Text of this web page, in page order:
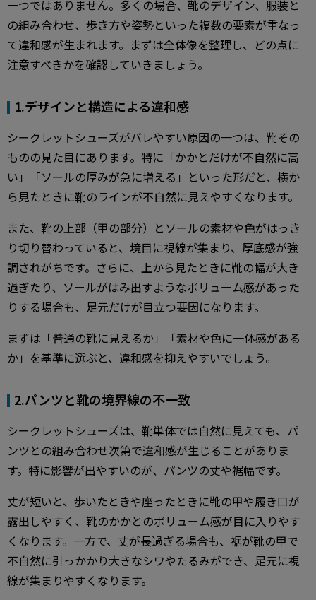
一つではありません。多くの場合、靴のデザイン、服装と
の組み合わせ、歩き方や姿勢といった複数の要素が重なっ
て違和感が生まれます。まずは全体像を整理し、どの点に
注意すべきかを確認していきましょう。
1.デザインと構造による違和感
シークレットシューズがバレやすい原因の一つは、靴その
ものの見た目にあります。特に「かかとだけが不自然に高
い」「ソールの厚みが急に増える」といった形だと、横か
ら見たときに靴のラインが不自然に見えやすくなります。
また、靴の上部（甲の部分）とソールの素材や色がはっき
り切り替わっていると、境目に視線が集まり、厚底感が強
調されがちです。さらに、上から見たときに靴の幅が大き
過ぎたり、ソールがはみ出すようなボリューム感があった
りする場合も、足元だけが目立つ要因になります。
まずは「普通の靴に見えるか」「素材や色に一体感がある
か」を基準に選ぶと、違和感を抑えやすいでしょう。
2.パンツと靴の境界線の不一致
シークレットシューズは、靴単体では自然に見えても、パ
ンツとの組み合わせ次第で違和感が生じることがありま
す。特に影響が出やすいのが、パンツの丈や裾幅です。
丈が短いと、歩いたときや座ったときに靴の甲や履き口が
露出しやすく、靴のかかとのボリューム感が目に入りやす
くなります。一方で、丈が長過ぎる場合も、裾が靴の甲で
不自然に引っかかり大きなシワやたるみができ、足元に視
線が集まりやすくなります。